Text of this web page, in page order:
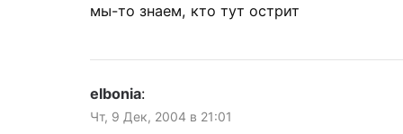
мы-то знаем, кто тут острит
elbonia:
Чт, 9 Дек, 2004 в 21:01